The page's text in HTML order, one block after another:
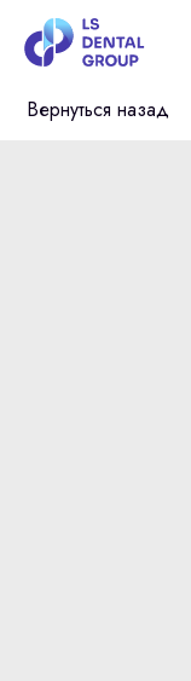
Вернуться назад